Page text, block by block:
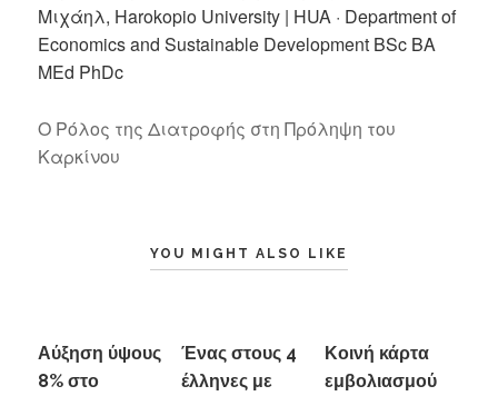
Μιχάηλ, Harokopio University | HUA · Department of
Economics and Sustainable Development BSc BA
MEd PhDc
Ο Ρόλος της Διατροφής στη Πρόληψη του
Καρκίνου
YOU MIGHT ALSO LIKE
Αύξηση ύψους
8% στο
Ένας στους 4
έλληνες με
Κοινή κάρτα
εμβολιασμού